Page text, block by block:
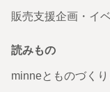
販売支援企画・イ
読みもの
minneとものづくり